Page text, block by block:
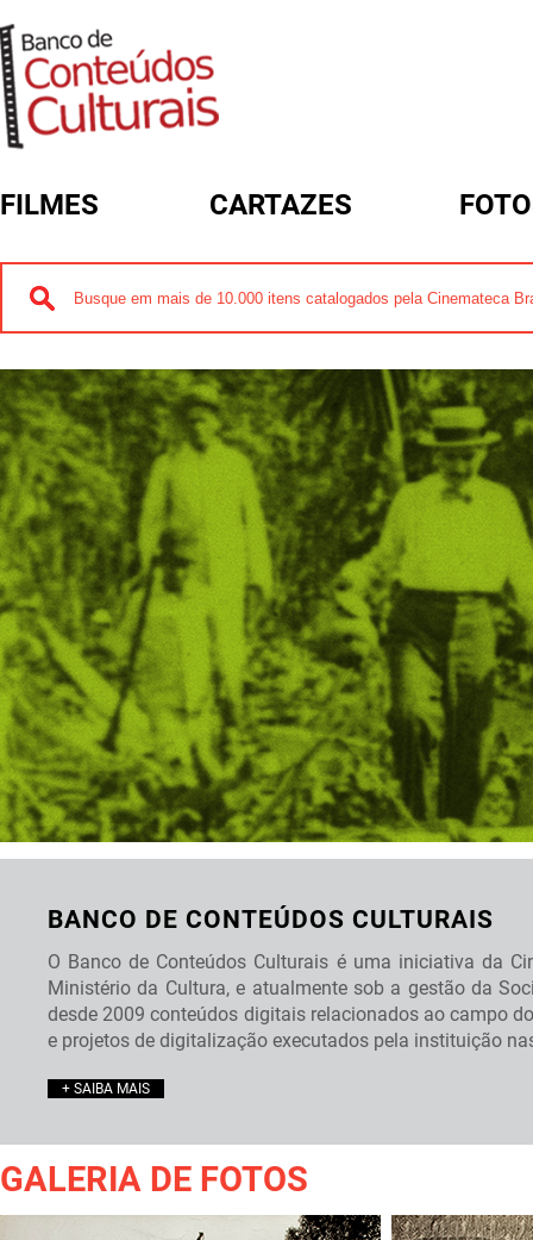
FILMES CARTAZES
FORMULÁRIO DE BUSCA
BANCO DE CONTEÚDOS CULTURAIS
O Banco de Conteúdos Culturais é uma iniciativa da
Ministério da Cultura, e atualmente sob a gestão da
desde 2009 conteúdos digitais relacionados ao campo
e projetos de digitalização executados pela instituição
+ SAIBA MAIS
GALERIA DE FOTOS